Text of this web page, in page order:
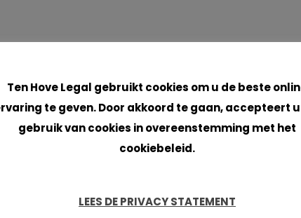
Ten Hove Legal gebruikt cookies om u de beste
te geven. Door akkoord te gaan, accepteert
gebruik van cookies in overeenstemming met het
cookiebeleid.
LEES DE PRIVACY STATEMENT